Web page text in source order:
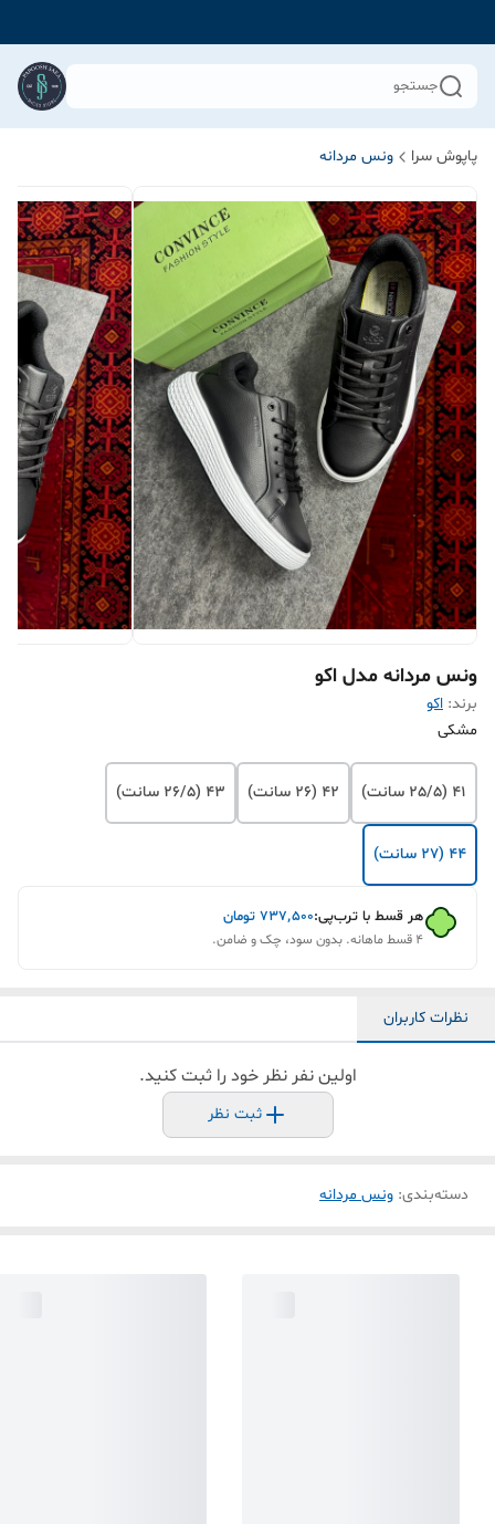
جستجو
پاپوش سرا ونس مردانه
ونس مردانه مدل اکو
برند: اکو
مشکی
41 (25/5 سانت) 42 (26 سانت) 43 (26/5 سانت)
44 (27 سانت)
هر قسط با ترب‌پی:۷۳۷٬۵۰۰ تومان
۴ قسط ماهانه. بدون سود، چک و ضامن.
نظرات کاربران
اولین نفر نظر خود را ثبت کنید.
ثبت نظر
دسته‌بندی: ونس مردانه